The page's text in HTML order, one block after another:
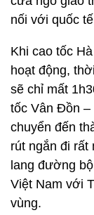
nối với quốc
Khi cao tốc
hoạt động,
sẽ chỉ mất
tốc Vân Đồn –
chuyển đến
rút ngắn đi rất
lang đường
Việt Nam với
vùng.